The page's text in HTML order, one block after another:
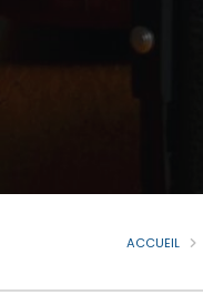
ACCUEIL